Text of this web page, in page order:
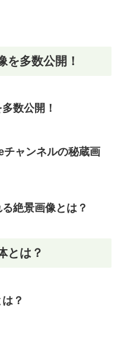
を多数公開！
数公開！
チャンネルの秘蔵画
絶景画像とは？
とは？
？